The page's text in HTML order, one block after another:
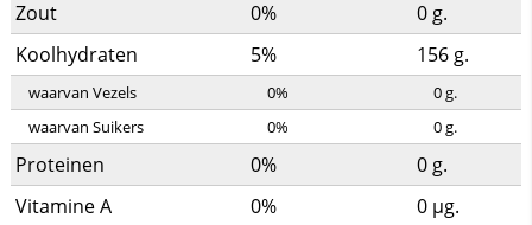
Zout 0% 0 g.
Koolhydraten
5% 156 g.
waarvan Vezels 0% 0g.
waarvan Suikers
0% 0g.
Proteinen 0% 0 g.
Vitamine A
0% 0 µg.